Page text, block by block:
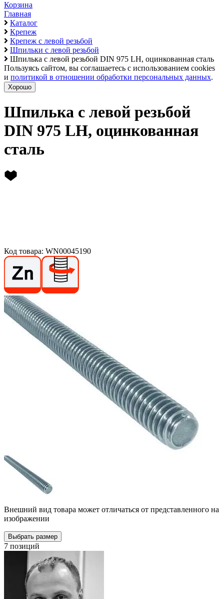
Корзина
Главная
Каталог
Крепеж
Крепеж с левой резьбой
Шпильки с левой резьбой
Шпилька с левой резьбой DIN 975 LH, оцинкованная сталь
Пользуясь сайтом, вы соглашаетесь с использованием cookies
и политикой в отношении обработки персональных данных.
Хорошо
Шпилька с левой резьбой
DIN 975 LH, оцинкованная
сталь
Код товара: WN00045190
Внешний вид товара может отличаться от представленного на
изображении
Выбрать размер
7 позиций